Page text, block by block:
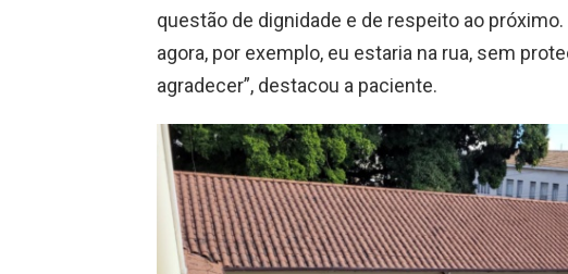
questão de dignidade e de respeito ao
agora, por exemplo, eu estaria na rua, sem
agradecer”, destacou a paciente.